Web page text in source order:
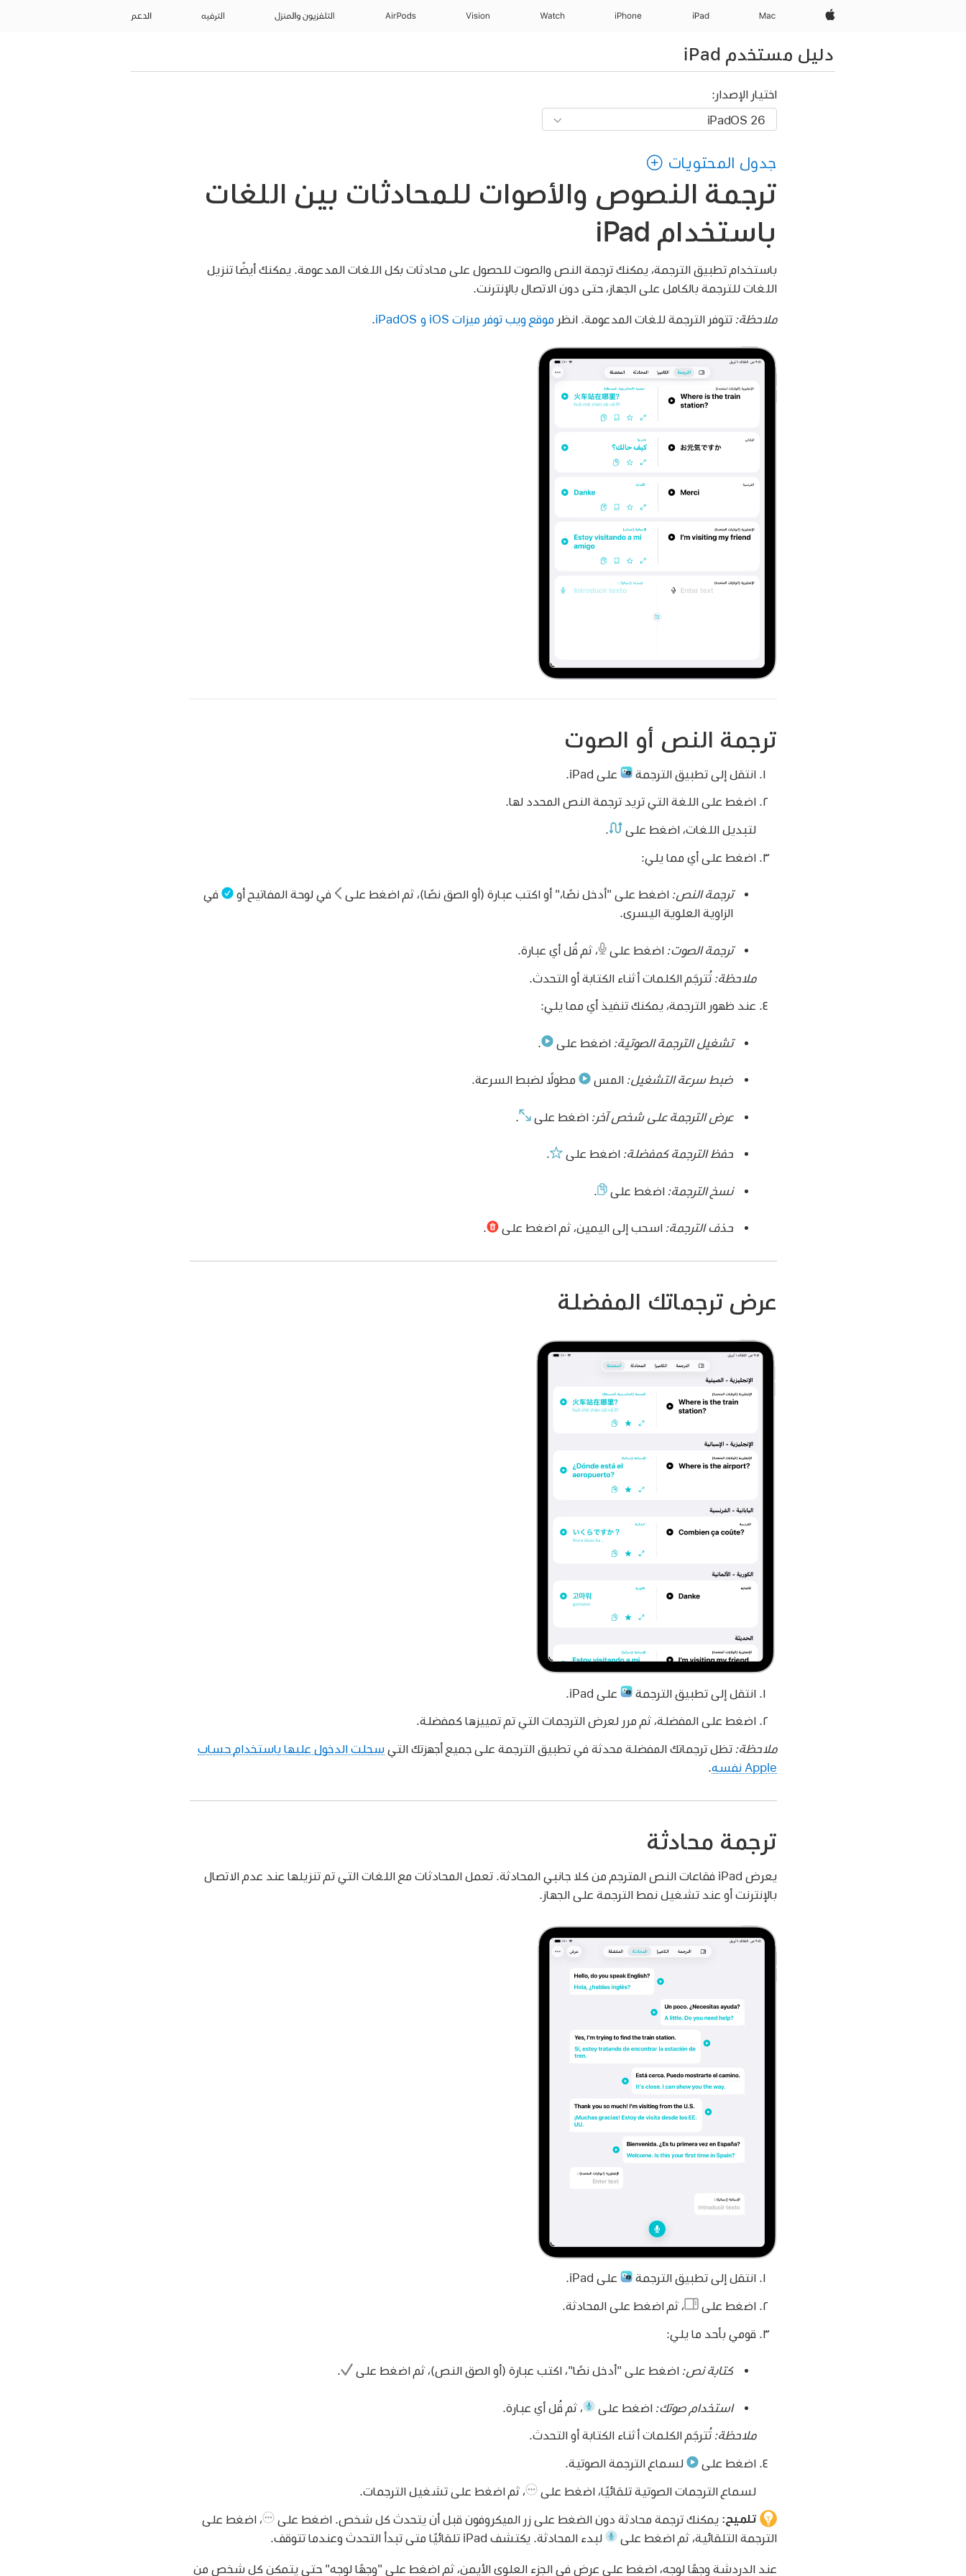
Apple‏
Mac
iPad‏
iPhone
Watch
Vision
AirPods التلفزيون والمنزل الترفيه الدعم
دليل مستخدم iPad
اختيار الإصدار:
جدول المحتويات
ترجمة النصوص والأصوات للمحادثات بين اللغات
باستخدام iPad
باستخدام تطبيق الترجمة، يمكنك ترجمة النص والصوت للحصول على محادثات بكل اللغات المدعومة. يمكنك أيضًا تنزيل
اللغات للترجمة بالكامل على الجهاز، حتى دون الاتصال بالإنترنت.
ملاحظة:تتوفر الترجمة للغات المدعومة. انظر موقع ويب توفر ميزات iOS و iPadOS
ترجمة النص أو الصوت
انتقل إلى تطبيق الترجمة على iPad.
اضغط على اللغة التي تريد ترجمة النص المحدد لها.
لتبديل اللغات، اضغط على .
اضغط على أي مما يلي:
ترجمة النص: اضغط على "أدخل نصًا،" أو اكتب عبارة (أو الصق نصًا)، ثم اضغط على في لوحة المفاتيح أو
في
الزاوية العلوية اليسرى.
ترجمة الصوت: اضغط على ،ثم قُل أي عبارة.
ملاحظة: تُترجَم الكلمات أثناء الكتابة أو التحدث.
عند ظهور الترجمة، يمكنك تنفيذ أي مما يلي:
تشغيل الترجمة الصوتية: اضغط على .
ضبط سرعة التشغيل: المس مطولًا لضبط السرعة.
عرض الترجمة على شخص آخر: اضغط على .
حفظ الترجمة كمفضلة: اضغط على .
نسخ الترجمة: اضغط على
حذف الترجمة: اسحب إلى اليمين، ثم اضغط على
عرض ترجماتك المفضلة
انتقل إلى تطبيق الترجمة على iPad.
اضغط على المفضلة، ثم مرر لعرض الترجمات التي تم تمييزها كمفضلة.
ملاحظة:تظل ترجماتك المفضلة محدثة في تطبيق الترجمة على جميع أجهزتك التيسجلت الدخول عليها باستخدام حساب
Apple نفسه
ترجمة محادثة
يعرض iPad فقاعات النص المترجم من كلا جانبي المحادثة. تعمل المحادثات مع اللغات التي تم تنزيلها عند عدم الاتصال
بالإنترنت أو عند تشغيل نمط الترجمة على الجهاز.
انتقل إلى تطبيق الترجمة على iPad.
اضغط على ،ثم اضغط على المحادثة.
قومي بأحد ما يلي:
كتابة نص: اضغط على "أدخل نصًا"، اكتب عبارة (أو الصق النص)، ثم اضغط على
استخدام صوتك: اضغط على ، ثم قُل أي عبارة.
ملاحظة: تُترجَم الكلمات أثناء الكتابة أو التحدث.
اضغط على لسماع الترجمة الصوتية.
لسماع الترجمات الصوتية تلقائيًا، اضغط على ، ثم اضغط على تشغيل الترجمات.
تلميح:يمكنك ترجمة محادثة دون الضغط على زر الميكروفون قبل أن يتحدث كل شخص. اضغط على ،اضغط على
الترجمة التلقائية، ثم اضغط على
لبدء المحادثة. يكتشف iPad تلقائيًا متى تبدأ التحدث وعندما تتوقف.
عند الدردشة وجهًا لوجه، اضغط على عرض في الجزء العلوي الأيمن، ثم اضغط على "وجهًا لوجه" حتى يتمكن كل شخص من